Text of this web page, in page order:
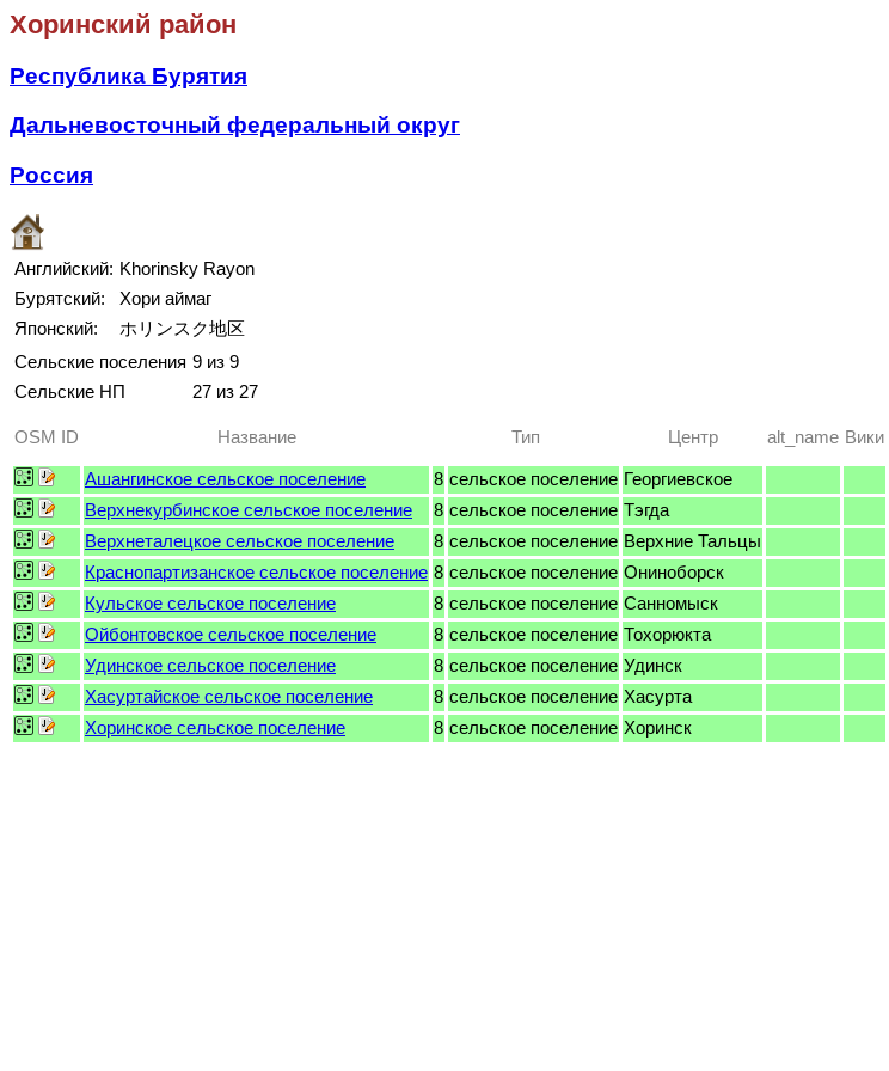
Хоринский район
Республика Бурятия
Дальневосточный федеральный округ
Россия
Английский: Khorinsky Rayon
Бурятский:
Хори аймаг
Японский:
ホリンスク地区
Сельские поселения 9 из 9
Сельские НП
27 из 27
OSM ID Название Тип Центр alt_name Вики
Ашангинское сельское поселение 8 сельское поселение Георгиевское
Верхнекурбинское сельское поселение
8 сельское поселение Тэгда
Верхнеталецкое сельское поселение
8 сельское поселение Верхние Тальцы
Краснопартизанское сельское поселение 8 сельское поселение Ониноборск
Кульское сельское поселение
8 сельское поселение Санномыск
Ойбонтовское сельское поселение
8 сельское поселение Тохорюкта
Удинское сельское поселение
8 сельское поселение Удинск
Хасуртайское сельское поселение
8 сельское поселение Хасурта
Хоринское сельское поселение
8 сельское поселение Хоринск